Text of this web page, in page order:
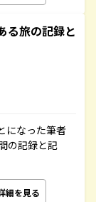
旅の記録と
になった筆者
の記録と記
細を見る